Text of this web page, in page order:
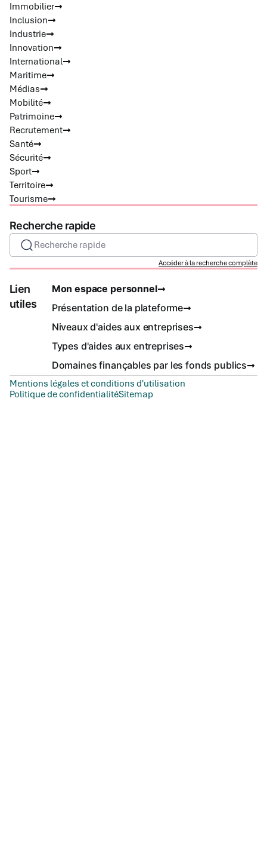
Immobilier
Inclusion
Industrie
Innovation
International
Maritime
Médias
Mobilité
Patrimoine
Recrutement
Santé
Sécurité
Sport
Territoire
Tourisme
Recherche rapide
Recherche rapide
Accéder à la recherche complète
Lien
utiles
Mon espace personnel
Présentation de la plateforme
Niveaux d'aides aux entreprises
Types d'aides aux entreprises
Domaines finançables par les fonds publics
Mentions légales et conditions d'utilisation
Politique de confidentialitéSitemap